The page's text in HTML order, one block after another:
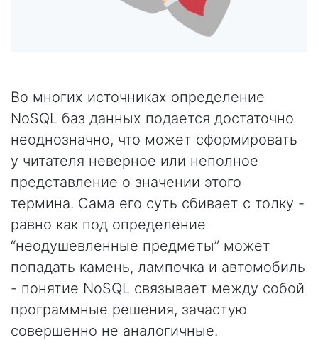
Во многих источниках определение
NoSQL баз данных подается достаточно
неоднозначно, что может сформировать
у читателя неверное или неполное
представление о значении этого
термина. Сама его суть сбивает с толку -
равно как под определение
“неодушевленные предметы” может
попадать камень, лампочка и автомобиль
- понятие NoSQL связывает между собой
программные решения, зачастую
совершенно не аналогичные.